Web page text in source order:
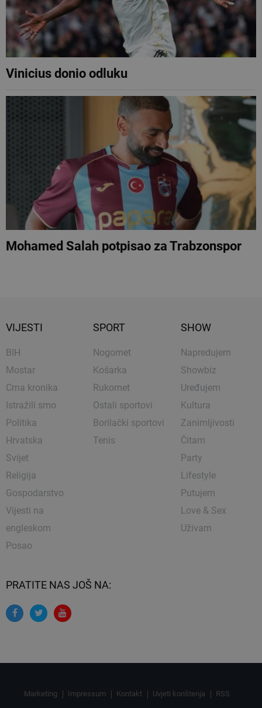
Vinicius donio odluku
Mohamed Salah potpisao za Trabzonspor
VIJESTI
BIH
Mostar
Crna kronika
Istražili smo
Politika
Hrvatska
Svijet
Religija
Gospodarstvo
Vijesti na
engleskom
Posao
SPORT
Nogomet
Košarka
Rukomet
Ostali sportovi
Borilački sportovi
Tenis
SHOW
Napredujem
Showbiz
Uređujem
Kultura
Zanimljivosti
Čitam
Party
Lifestyle
Putujem
Love & Sex
Uživam
PRATITE NAS JOŠ NA:
Marketing Impressum Kontakt Uvjeti korištenja RSS